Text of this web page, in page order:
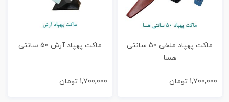
ماکت پهپاد ملخی 50 سانتی
هسا
1,700,000 تومان
ماکت پهپاد آرش 50 سانتی
1,700,000 تومان